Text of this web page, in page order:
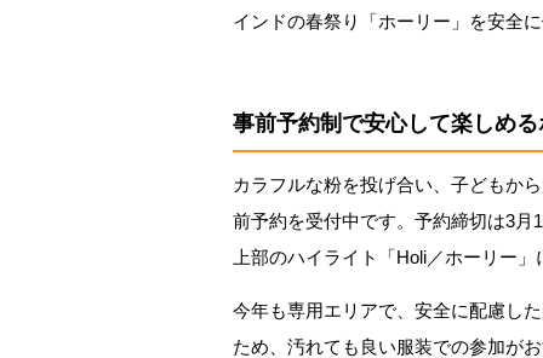
インドの春祭り「ホーリー」を安全
事前予約制で安心して楽しめ
カラフルな粉を投げ合い、子どもか
前予約を受付中です。予約締切は3
上部のハイライト「Holi／ホーリー
今年も専用エリアで、安全に配慮し
ため、汚れても良い服装での参加がお